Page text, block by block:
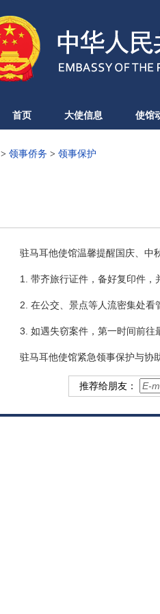
首页 大使信息 使馆
> 领事侨务 > 领事保护
驻马耳他使馆温馨提醒国庆、中秋
1. 带齐旅行证件，备好复印件，
2. 在公交、景点等人流密集处看
3. 如遇失窃案件，第一时间前往最
驻马耳他使馆紧急领事保护与协
推荐给朋友：